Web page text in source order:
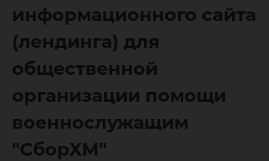
информационного сайта
(лендинга) для
общественной
организации помощи
военнослужащим
"СборХМ"